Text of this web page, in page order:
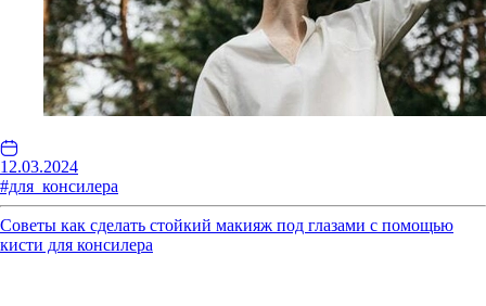
12.03.2024
#для_консилера
Советы как сделать стойкий макияж под глазами с помощью
кисти для консилера